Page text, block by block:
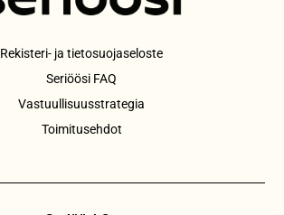
Rekisteri- ja tietosuojaseloste
Seriöösi FAQ
Vastuullisuusstrategia
Toimitusehdot